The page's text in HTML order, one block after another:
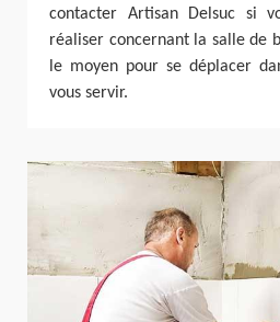
contacter Artisan Delsuc si
réaliser concernant la salle de
le moyen pour se déplacer
vous servir.